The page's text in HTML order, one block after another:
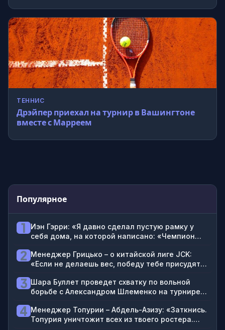
ТЕННИС
Дрэйпер приехал на турнир в Вашингтоне
вместе с Марреем
Популярное
1
Иэн Гэрри: «Я давно сделал пустую рамку у
себя дома, на которой написано: «Чемпион
2 Менеджер Грицько – о китайской лиге JCK:
«Если не делаешь вес, победу тебе присудят
если три раунда избивал соперника, но не
финишировал, это поражение»
3 Шара Буллет проведет схватку по вольной
борьбе с Александром Шлеменко на турнире
4 Менеджер Топурии – Абдель-Азизу: «Заткнись.
Топурия уничтожит всех из твоего ростера.